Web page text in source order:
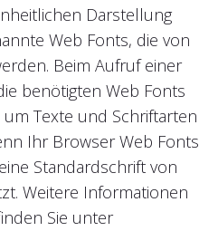
Darstellung
Web Fonts, die von
Beim Aufruf einer
benötigten Web Fonts
Texte und Schriftarten
Ihr Browser Web Fonts
Standardschrift von
Weitere Informationen
Sie unter